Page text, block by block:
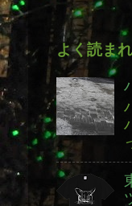
よく読ま